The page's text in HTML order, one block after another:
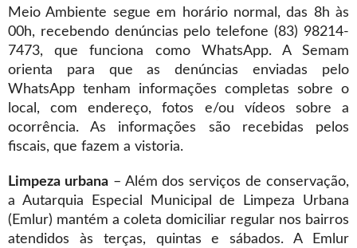
Meio Ambiente segue em horário normal, das 8h às
00h, recebendo denúncias pelo telefone (83) 98214-
7473, que funciona como WhatsApp. A Semam
orienta para que as denúncias enviadas pelo
WhatsApp tenham informações completas sobre o
local, com endereço, fotos e/ou vídeos sobre a
ocorrência. As informações são recebidas pelos
fiscais, que fazem a vistoria.
Limpeza urbana– Além dos serviços de conservação,
a Autarquia Especial Municipal de Limpeza Urbana
(Emlur) mantém a coleta domiciliar regular nos bairros
atendidos às terças, quintas e sábados. A Emlur